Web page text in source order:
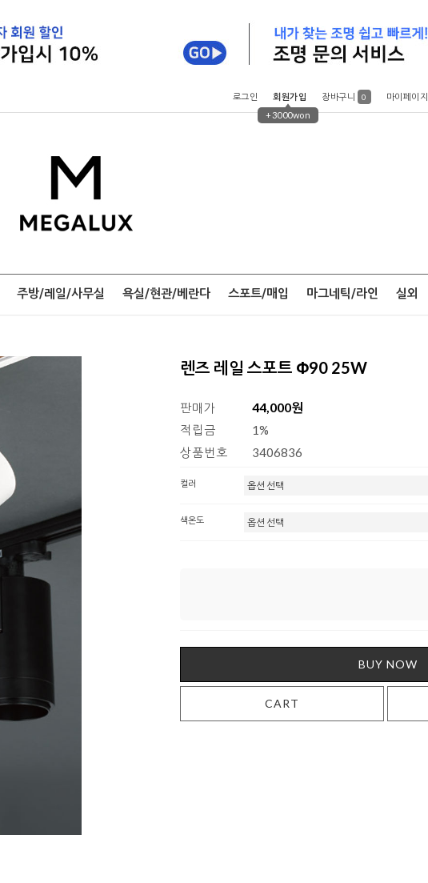
로그인
회원가입
+3000won
장바구니 0 마이페이지
주방/레일/사무실 욕실/현관/베란다 스포트/매입 마그네틱/라인 실외
렌즈 레일 스포트 Φ90 25W
판매가 44,000원
적립금
1%
상품번호
3406836
컬러
색온도
BUY NOW
CART